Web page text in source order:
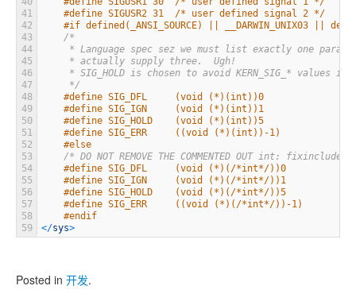
41
42
43
44
45
46
47
48
49
50
51
52
53
54
55
56
57
58
59
#define SIGUSR2 31  /* user defined signal 2 */
#if defined(_ANSI_SOURCE) || __DARWIN_UNIX03 ||
/*
* Language spec sez we must list exactly one
* actually supply three.  Ugh!
* SIG_HOLD is chosen to avoid KERN_SIG_* values in
*/
#define SIG_DFL     (void (*)(int))0
#define SIG_IGN     (void (*)(int))1
#define SIG_HOLD    (void (*)(int))5
#define SIG_ERR     ((void (*)(int))-1)
#else
/* DO NOT REMOVE THE COMMENTED OUT int:
#define SIG_DFL     (void (*)(/*int*/))0
#define SIG_IGN     (void (*)(/*int*/))1
#define SIG_HOLD    (void (*)(/*int*/))5
#define SIG_ERR     ((void (*)(/*int*/))-1)
#endif
</sys>
Posted in 开发.